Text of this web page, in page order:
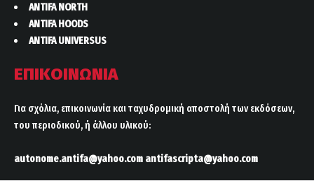
ANTIFA NORTH
ANTIFA HOODS
ANTIFA UNIVERSUS
ΕΠΙΚΟΙΝΩΝΙΑ
Για σχόλια, επικοινωνία και ταχυδρομική αποστολή των εκδόσεων,
του περιοδικού, ή άλλου υλικού:
autonome.antifa@yahoo.com antifascripta@yahoo.com